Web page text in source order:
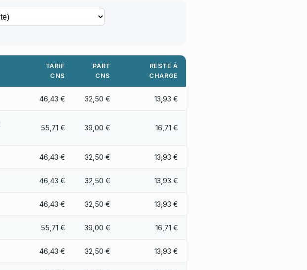
TARIF
CNS
PART
CNS
RESTE À
CHARGE
46,43 € 32,50 € 13,93 €
55,71 € 39,00 € 16,71 €
46,43 € 32,50 € 13,93 €
46,43 € 32,50 € 13,93 €
46,43 € 32,50 € 13,93 €
55,71 € 39,00 € 16,71 €
46,43 € 32,50 € 13,93 €